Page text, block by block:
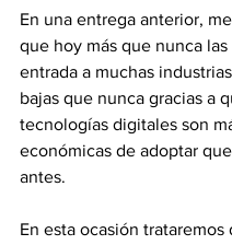
En una entrega anterior,
que hoy más que nunca las
entrada a muchas
bajas que nunca gracias a
tecnologías digitales son
económicas de adoptar
antes.
En esta ocasión trataremos